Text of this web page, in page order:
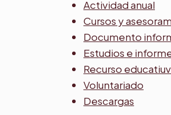
Actividad anual
Cursos y
Documento
Estudios e
Recurso
Voluntariado
Descargas